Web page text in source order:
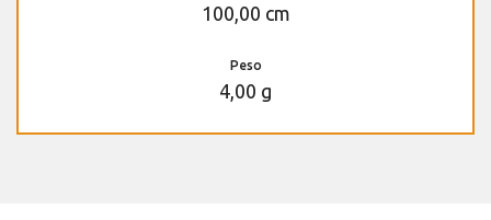
100,00 cm
Peso
4,00 g